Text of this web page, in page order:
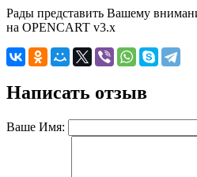
Рады представить Вашему
на OPENCART v3.x
Написать отзыв
Ваше Имя: